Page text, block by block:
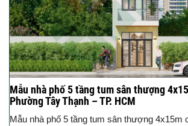
Mẫu nhà phố 5 tầng tum sân thượng
Phường Tây Thạnh – TP. HCM
Mẫu nhà phố 5 tầng tum sân thượng 4x15m